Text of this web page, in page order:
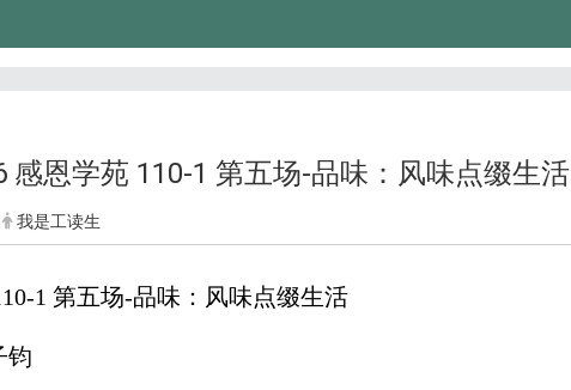
感恩学苑 110-1 第五场-品味：风味点缀生活
我是工读生
1 第五场-品味：风味点缀生活
钧